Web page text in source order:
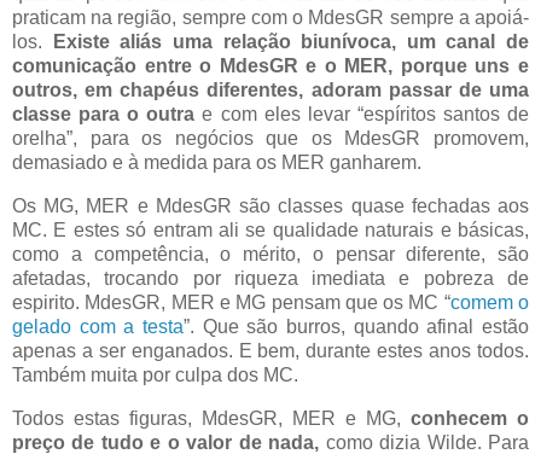
praticam na região, sempre com o MdesGR sempre a apoiá-
los.
Existe aliás uma relação biunívoca, um canal de
comunicação entre o MdesGR e o MER, porque uns e
outros, em chapéus diferentes, adoram passar de uma
classe para o outra e com eles levar “espíritos santos de
orelha”, para os negócios que os MdesGR promovem,
demasiado e à medida para os MER ganharem.
Os MG, MER e MdesGR são classes quase fechadas aos
MC. E estes só entram ali se qualidade naturais e básicas,
como a competência, o mérito, o pensar diferente, são
afetadas, trocando por riqueza imediata e pobreza de
espirito. MdesGR, MER e MG pensam que os MC “comem o
gelado com a testa”. Que são burros, quando afinal estão
apenas a ser enganados. E bem, durante estes anos todos.
Também muita por culpa dos MC.
Todos estas figuras, MdesGR, MER e MG, conhecem o
preço de tudo e o valor de nada, como dizia Wilde. Para